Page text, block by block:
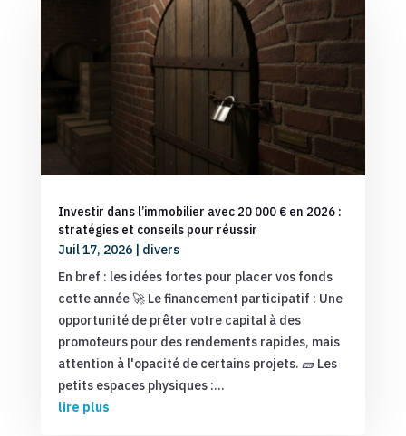
Investir dans l’immobilier avec 20 000 € en 2026 :
stratégies et conseils pour réussir
Juil 17, 2026| divers
En bref : les idées fortes pour placer vos fonds
cette année 🚀 Le financement participatif : Une
opportunité de prêter votre capital à des
promoteurs pour des rendements rapides, mais
attention à l'opacité de certains projets. 🧱 Les
petits espaces physiques :...
lire plus